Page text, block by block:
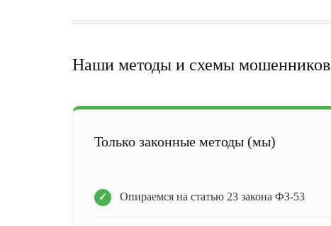
Наши методы и схемы мошенников
Только законные методы (мы)
Опираемся на статью 23 закона ФЗ-53